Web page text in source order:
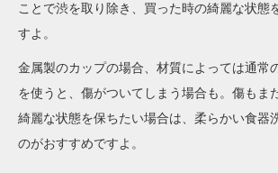
ことで渋を取り除き、買った時の綺麗な状態
すよ。
金属製のカップの場合、材質によっては通常
を使うと、傷がついてしまう場合も。傷もま
綺麗な状態を保ちたい場合は、柔らかい食器
のがおすすめですよ。